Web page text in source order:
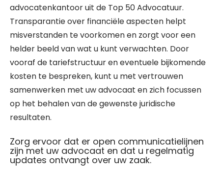
advocatenkantoor uit de Top 50 Advocatuur.
Transparantie over financiële aspecten helpt
misverstanden te voorkomen en zorgt voor een
helder beeld van wat u kunt verwachten. Door
vooraf de tariefstructuur en eventuele bijkomende
kosten te bespreken, kunt u met vertrouwen
samenwerken met uw advocaat en zich focussen
op het behalen van de gewenste juridische
resultaten.
Zorg ervoor dat er open communicatielijnen
zijn met uw advocaat en dat u regelmatig
updates ontvangt over uw zaak.